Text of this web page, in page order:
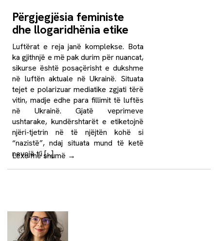
Përgjegjësia feministe
dhe llogaridhënia etike
Luftërat e reja janë komplekse. Bota
ka gjithnjë e më pak durim për nuancat,
sikurse është posaçërisht e dukshme
në luftën aktuale në Ukrainë. Situata
tejet e polarizuar mediatike zgjati tërë
vitin, madje edhe para fillimit të luftës
në Ukrainë. Gjatë veprimeve
ushtarake, kundërshtarët e etiketojnë
njëri-tjetrin në të njëjtën kohë si
“nazistë”, ndaj situata mund të ketë
nevojë t’i […]
Lexo më shumë →